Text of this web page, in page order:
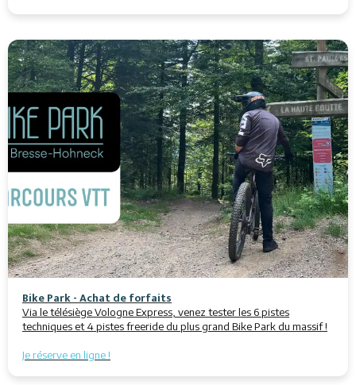
Bike Park - Achat de forfaits
Via le télésiège Vologne Express, venez tester les 6 pistes
techniques et 4 pistes freeride du plus grand Bike Park du massif !
Je réserve en ligne !